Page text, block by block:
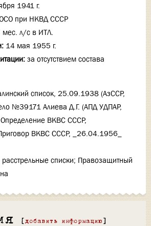
1941 г.
при НКВД СССР
мес. л/с в ИТЛ.
14 мая 1955 г.
за отсутствием состава
список, 25.09.1938 (АзССР,
№39171 Алиева Д.Г. (АПД УДПАР,
ВКВС СССР,
ВКВС СССР, _26.04.1956_
расстрельные списки; Правозащитный
[ добавить информацию ]